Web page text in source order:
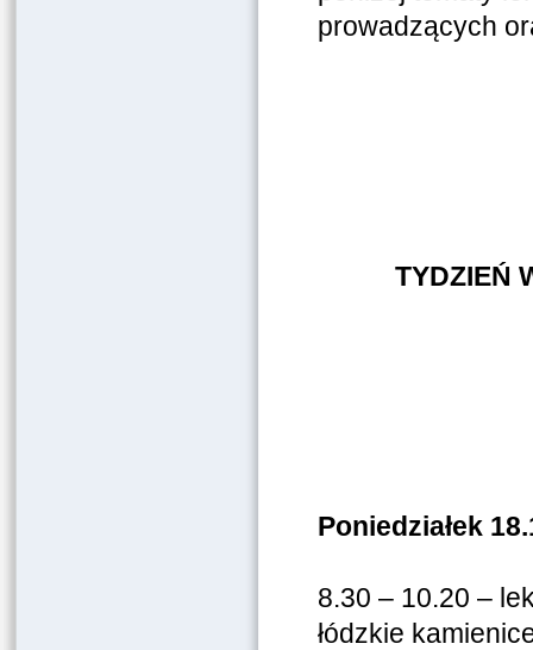
prowadzących
TYDZIEŃ
Poniedziałek
8.30 – 10.20 –
łódzkie